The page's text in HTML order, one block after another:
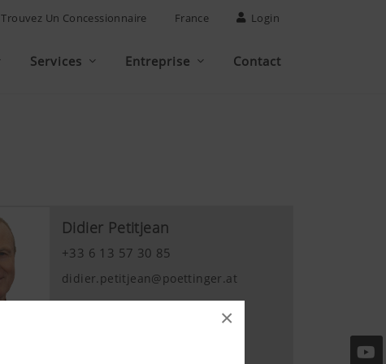
×
Trouvez Un Concessionnaire France Login
Services Entreprise Contact
Didier Petitjean
+33 6 13 57 30 85
didier.petitjean@poettinger.at